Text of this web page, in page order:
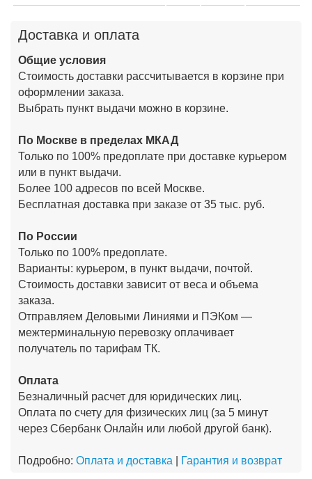
Доставка и оплата
Общие условия
Стоимость доставки рассчитывается в корзине при
оформлении заказа.
Выбрать пункт выдачи можно в корзине.
По Москве в пределах МКАД
Только по 100% предоплате при доставке курьером
или в пункт выдачи.
Более 100 адресов по всей Москве.
Бесплатная доставка при заказе от 35 тыс. руб.
По России
Только по 100% предоплате.
Варианты: курьером, в пункт выдачи, почтой.
Стоимость доставки зависит от веса и объема
заказа.
Отправляем Деловыми Линиями и ПЭКом —
межтерминальную перевозку оплачивает
получатель по тарифам ТК.
Оплата
Безналичный расчет для юридических лиц.
Оплата по счету для физических лиц (за 5 минут
через Сбербанк Онлайн или любой другой банк).
Подробно: Оплата и доставка Гарантия и возврат